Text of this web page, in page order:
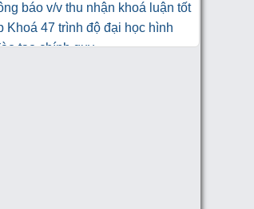
báo v/v thu nhận khoá luận tốt
Khoá 47 trình độ đại học hình
tạo chính quy